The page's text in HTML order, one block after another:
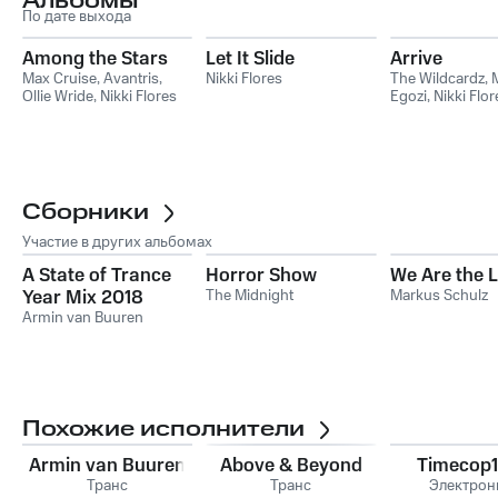
По дате выхода
Among the Stars
Max Cruise,Avantris,
Ollie Wride, Nikki Flores
Let It Slide
Nikki Flores
Arrive
The Wildcardz,
Egozi, Nikki
Сборники
Участие в других альбомах
A State of Trance
Year Mix 2018
Armin van Buuren
Horror Show
The Midnight
We Are the
Markus Schulz
Похожие исполнители
Armin van Buuren
Транс
Above & Beyond
Транс